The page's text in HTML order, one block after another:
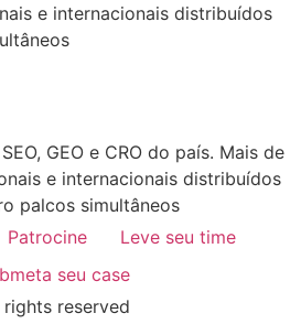
e internacionais distribuídos
GEO e CRO do país. Mais de
e internacionais distribuídos
palcos simultâneos
Patrocine
Leve seu time
seu case
rights reserved